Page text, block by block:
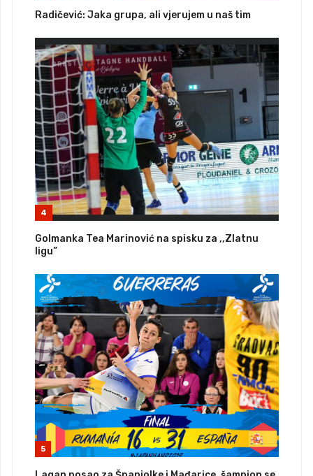
Radičević: Jaka grupa, ali vjerujem u naš tim
4
Golmanka Tea Marinović na spisku za ,,Zlatnu
ligu”
5